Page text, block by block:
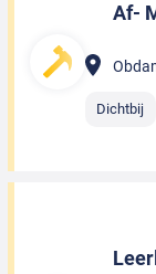
Af-
Dichtbij